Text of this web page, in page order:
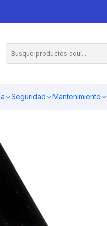
Seguridad Mantenimiento
mts)